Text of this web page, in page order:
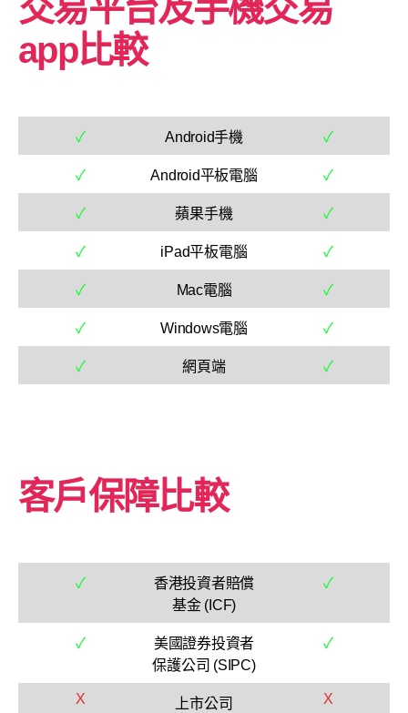
交易平台及手機交易
app比較
✓ Android手機 ✓
✓ Android平板電腦 ✓
✓ 蘋果手機 ✓
✓ iPad平板電腦 ✓
✓ Mac電腦 ✓
✓ Windows電腦 ✓
✓ 網頁端 ✓
客戶保障比較
✓
香港投資者賠償
基金 (ICF)
✓
✓
美國證券投資者
保護公司 (SIPC)
✓
X 上市公司 X